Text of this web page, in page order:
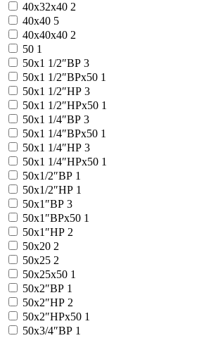
40x32x40 2
40x40 5
40x40x40 2
50 1
50x1 1/2″ВР 3
50x1 1/2″ВРx50 1
50x1 1/2″НР 3
50x1 1/2″НРx50 1
50x1 1/4″ВР 3
50x1 1/4″ВРx50 1
50x1 1/4″НР 3
50x1 1/4″НРx50 1
50x1/2″ВР 1
50x1/2″НР 1
50x1″ВР 3
50x1″ВРx50 1
50x1″НР 2
50x20 2
50x25 2
50x25x50 1
50x2″ВР 1
50x2″НР 2
50x2″НРx50 1
50x3/4″ВР 1